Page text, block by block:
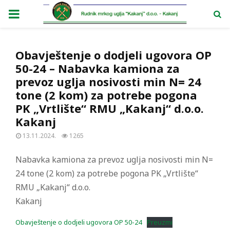
PRIMARY
Obavještenje o dodjeli ugovora OP
50-24 – Nabavka kamiona za
prevoz uglja nosivosti min N= 24
tone (2 kom) za potrebe pogona
PK „Vrtlište“ RMU „Kakanj“ d.o.o.
Kakanj
13.11.2024. 1265
Nabavka kamiona za prevoz uglja nosivosti min N=
24 tone (2 kom) za potrebe pogona PK „Vrtlište“
RMU „Kakanj“ d.o.o.
Kakanj
Obavještenje o dodjeli ugovora OP 50-24 Preuzmi